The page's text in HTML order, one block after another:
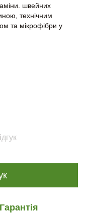
швейних
технічним
та мікрофібри у
Гарантія